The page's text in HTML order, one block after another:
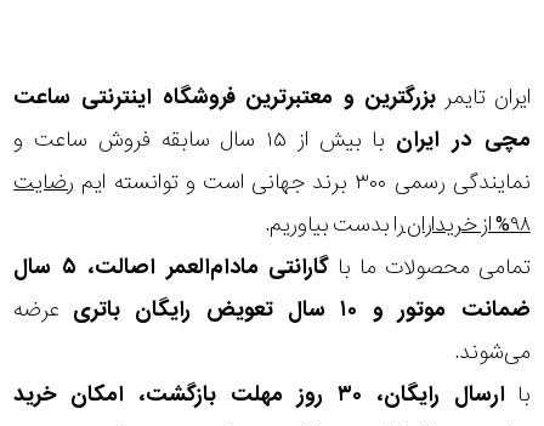
ایران تایمر بزرگترین و معتبرترین فروشگاه اینترنتی ساعت
مچی در ایران
با بیش از ۱۵ سال سابقه فروش ساعت و
نمایندگی رسمی ۳۰۰ برند جهانی است و توانسته ایم
رضایت
۹۸% از خریداران
را بدست بیاوریم.
تمامی محصولات ما با
گارانتی مادام‌العمر اصالت، ۵ سال
ضمانت موتور و ۱۰ سال تعویض رایگان باتری
عرضه
می‌شوند.
با
ارسال رایگان، ۳۰ روز مهلت بازگشت، امکان خرید